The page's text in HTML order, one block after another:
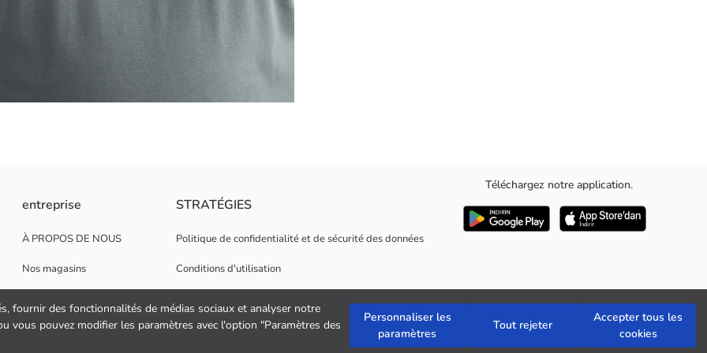
fournir des fonctionnalités de médias sociaux et analyser notre
vous pouvez modifier les paramètres avec l'option "Paramètres des
Personnaliser les
paramètres
Tout rejeter
Accepter tous les
cookies
courtes, est fabriqué à partir de tissu structuré à haute teneur en coton et présente un imprimé color block et texte.
entreprise
À PROPOS DE NOUS
Nos magasins
Soutien aux entreprises
STRATÉGIES
Politique de confidentialité et de sécurité des données
Conditions d'utilisation
Téléchargez notre application.